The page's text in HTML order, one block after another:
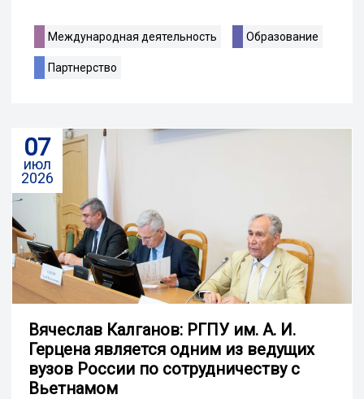
Международная деятельность Образование
Партнерство
07
июл
2026
Вячеслав Калганов: РГПУ им. А. И.
Герцена является одним из ведущих
вузов России по сотрудничеству с
Вьетнамом